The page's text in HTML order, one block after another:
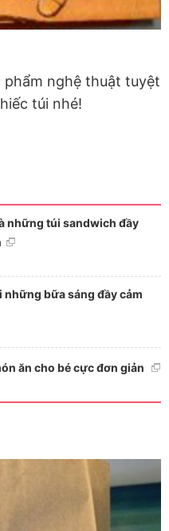
nghệ thuật tuyệt
túi nhé!
những túi sandwich đầy
những bữa sáng đầy cảm
ăn cho bé cực đơn giản